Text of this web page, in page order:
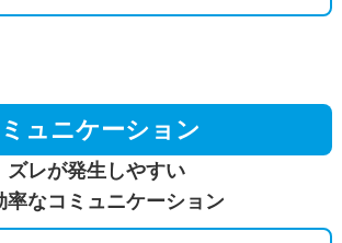
ュニケーション
ズレが発生しやすい
率なコミュニケーション